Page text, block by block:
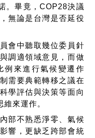
。畢竟，COP28決議
無論是台灣是否延役
中聽取幾位委員針
調適領域意見，而做
例來進行氣候變遷作
需要典範轉移之議在
學評估與決策等面向
來運作。
不熟悉淨零、氣候
響，更缺乏跨部會統